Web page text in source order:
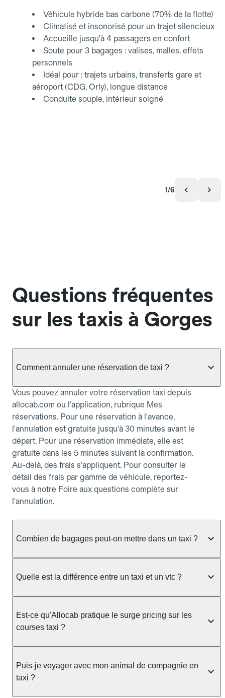
Véhicule hybride bas carbone (70% de la flotte)
Climatisé et insonorisé pour un trajet silencieux
Accueille jusqu'à 4 passagers en confort
Soute pour 3 bagages : valises, malles, effets
personnels
Idéal pour : trajets urbains, transferts gare et
aéroport (CDG, Orly), longue distance
Conduite souple, intérieur soigné
1/6
Questions fréquentes
sur les taxis à Gorges
Comment annuler une réservation de taxi ?
Vous pouvez annuler votre réservation taxi depuis
allocab.com ou l'application, rubrique Mes
réservations. Pour une réservation à l'avance,
l'annulation est gratuite jusqu'à 30 minutes avant le
départ. Pour une réservation immédiate, elle est
gratuite dans les 5 minutes suivant la confirmation.
Au-delà, des frais s'appliquent. Pour consulter le
détail des frais par gamme de véhicule, reportez-
vous à notre Foire aux questions complète sur
l'annulation.
Combien de bagages peut-on mettre dans un taxi ?
taxi berline accueille en général jusqu'à 3 bagages
ou nombreux, précisez-le dans le champ "Message
au chauffeur" lors de la réservation. Le prix n'est
pas impacté par le nombre de bagages.
Quelle est la différence entre un taxi et un vtc ?
prendre en charge directement dans la rue, à une
station ou sur réservation, avec un tarif au
réservation et propose un prix fixe annoncé à
l'avance. Chez Allocab, réservez facilement votre
taxi.
Est-ce qu'Allocab pratique le surge pricing sur les
courses taxi ?
réglementation préfectorale et suit un barème
officiel : il protège des hausses liées à la demande.
Puis-je voyager avec mon animal de compagnie en
taxi ?